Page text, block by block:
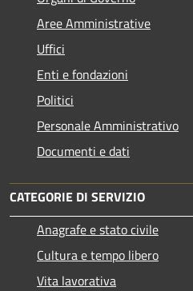
Aree Amministrative
Uffici
Enti e fondazioni
Politici
Personale Amministrativo
Documenti e dati
CATEGORIE DI SERVIZIO
Anagrafe e stato civile
Cultura e tempo libero
Vita lavorativa